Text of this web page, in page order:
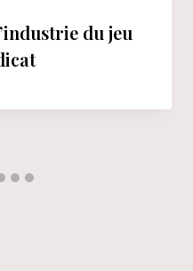
du jeu